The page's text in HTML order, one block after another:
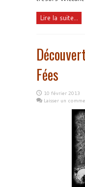
Lire la suite...
Fées
10 février 2013
Laisser un